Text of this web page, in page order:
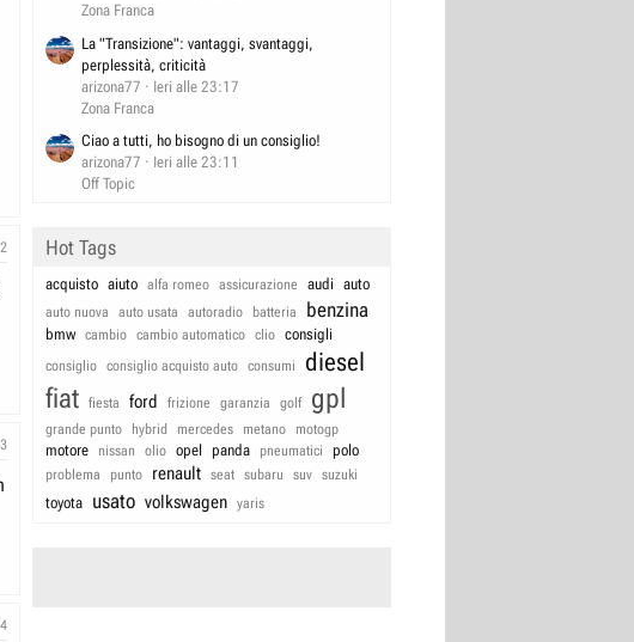
Zona Franca
La "Transizione": vantaggi, svantaggi,
perplessità, criticità
arizona77
Ieri alle 23:17
Zona Franca
Ciao a tutti, ho bisogno di un consiglio!
arizona77
Ieri alle 23:11
Off Topic
Hot Tags
acquisto aiuto alfa romeo assicurazione audi auto
auto nuova auto usata autoradio batteria benzina
bmw cambio cambio automatico clio consigli
consiglio consiglio acquisto auto consumi diesel
fiat fiesta ford frizione garanzia golf gpl
grande punto hybrid mercedes metano motogp
motore nissan olio opel panda pneumatici polo
problema punto renault seat subaru suv suzuki
toyota usato volkswagen yaris